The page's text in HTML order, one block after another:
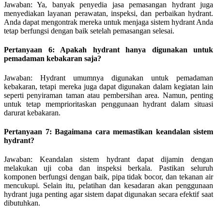
Jawaban: Ya, banyak penyedia jasa pemasangan hydrant juga
menyediakan layanan perawatan, inspeksi, dan perbaikan hydrant.
Anda dapat mengontrak mereka untuk menjaga sistem hydrant Anda
tetap berfungsi dengan baik setelah pemasangan selesai.
Pertanyaan 6: Apakah hydrant hanya digunakan untuk
pemadaman kebakaran saja?
Jawaban: Hydrant umumnya digunakan untuk pemadaman
kebakaran, tetapi mereka juga dapat digunakan dalam kegiatan lain
seperti penyiraman taman atau pembersihan area. Namun, penting
untuk tetap memprioritaskan penggunaan hydrant dalam situasi
darurat kebakaran.
Pertanyaan 7: Bagaimana cara memastikan keandalan sistem
hydrant?
Jawaban: Keandalan sistem hydrant dapat dijamin dengan
melakukan uji coba dan inspeksi berkala. Pastikan seluruh
komponen berfungsi dengan baik, pipa tidak bocor, dan tekanan air
mencukupi. Selain itu, pelatihan dan kesadaran akan penggunaan
hydrant juga penting agar sistem dapat digunakan secara efektif saat
dibutuhkan.